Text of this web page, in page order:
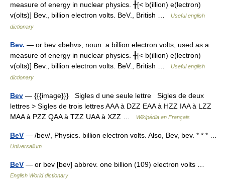
measure of energy in nuclear physics. ╂[< b(illion) e(lectron)
v(olts)] Bev., billion electron volts. BeV., British …
Useful english
dictionary
Bev. — or bev «behv», noun. a billion electron volts, used as a
measure of energy in nuclear physics. ╂[< b(illion) e(lectron)
v(olts)] Bev., billion electron volts. BeV., British …
Useful english
dictionary
Bev — {{{image}}} Sigles d une seule lettre Sigles de deux
lettres > Sigles de trois lettres AAA à DZZ EAA à HZZ IAA à LZZ
MAA à PZZ QAA à TZZ UAA à XZZ …
Wikipédia en Français
BeV — /bev/, Physics. billion electron volts. Also, Bev, bev. * * * …
Universalium
BeV — or bev [bev] abbrev. one billion (109) electron volts …
English World dictionary